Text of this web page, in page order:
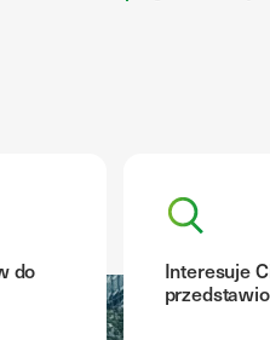
do
Interesuje